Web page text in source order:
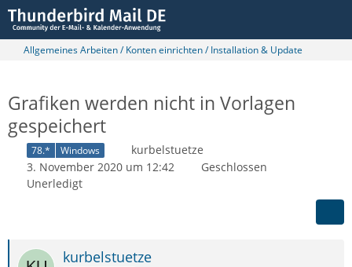
Allgemeines Arbeiten / Konten einrichten / Installation & Update
Grafiken werden nicht in Vorlagen
gespeichert
78.* Windows
kurbelstuetze
3. November 2020 um 12:42
Geschlossen
Unerledigt
kurbelstuetze